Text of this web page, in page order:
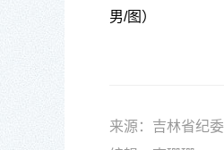
男/图）
来源：吉林省纪